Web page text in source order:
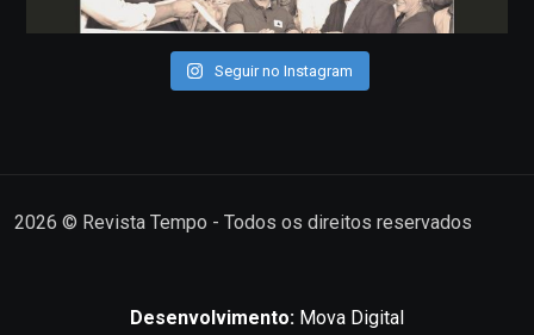
Seguir no Instagram
2026 © Revista Tempo - Todos os direitos reservados
Desenvolvimento: Mova Digital